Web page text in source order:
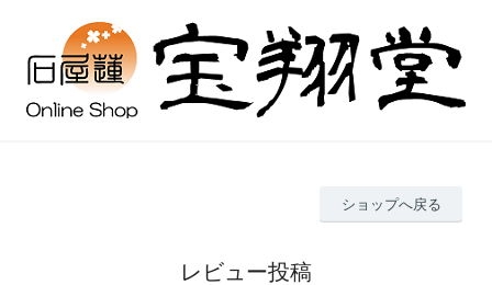
ショップへ戻る
レビュー投稿